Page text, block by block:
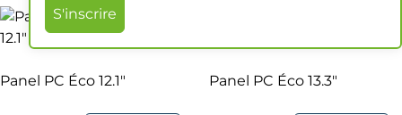
S'inscrire
Panel PC Éco 12.1″ Panel PC Éco 13.3″